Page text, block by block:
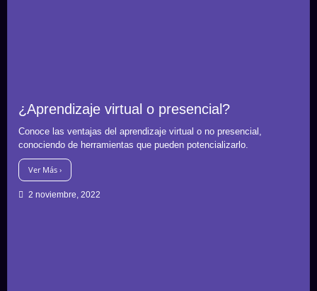
¿Aprendizaje virtual o presencial?
Conoce las ventajas del aprendizaje virtual o no presencial,
conociendo de herramientas que pueden potencializarlo.
Ver Más ›
2 noviembre, 2022